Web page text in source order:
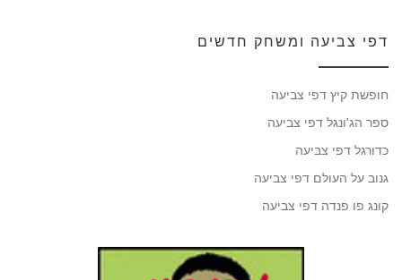
דפי צביעה ומשחק חדשים
חופשת קיץ דפי צביעה
ספר הג'ונגל דפי צביעה
כדורגל דפי צביעה
גנוב על העולם דפי צביעה
קונג פו פנדה דפי צביעה